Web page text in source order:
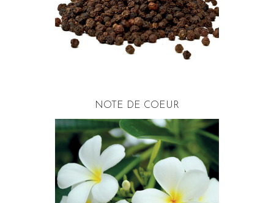
NOTE DE COEUR